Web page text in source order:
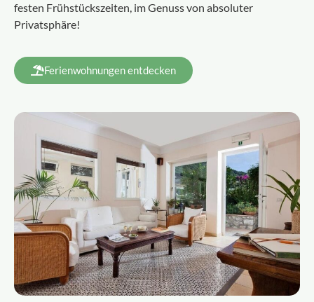
festen Frühstückszeiten, im Genuss von absoluter
Privatsphäre!
Ferienwohnungen entdecken